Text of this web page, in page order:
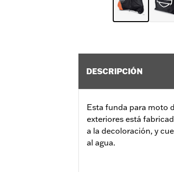
DESCRIPCIÓN
Esta funda para moto
exteriores está
a la decoloración, y
al agua.